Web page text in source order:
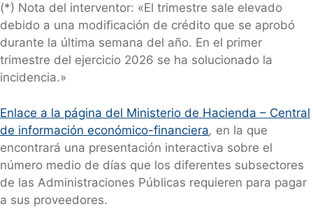
(*) Nota del interventor: «El trimestre sale elevado
debido a una modificación de crédito que se aprobó
durante la última semana del año. En el primer
trimestre del ejercicio 2026 se ha solucionado la
incidencia.»
Enlace a la página del Ministerio de Hacienda – Central
de información económico-financiera, en la que
encontrará una presentación interactiva sobre el
número medio de días que los diferentes subsectores
de las Administraciones Públicas requieren para pagar
a sus proveedores.